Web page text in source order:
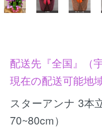
配送先『全国』（
現在の配送可能地
スターアンナ 3本
70~80cm）